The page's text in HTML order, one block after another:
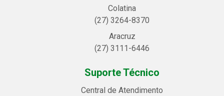
Colatina
(27) 3264-8370
Aracruz
(27) 3111-6446
Suporte Técnico
Central de Atendimento